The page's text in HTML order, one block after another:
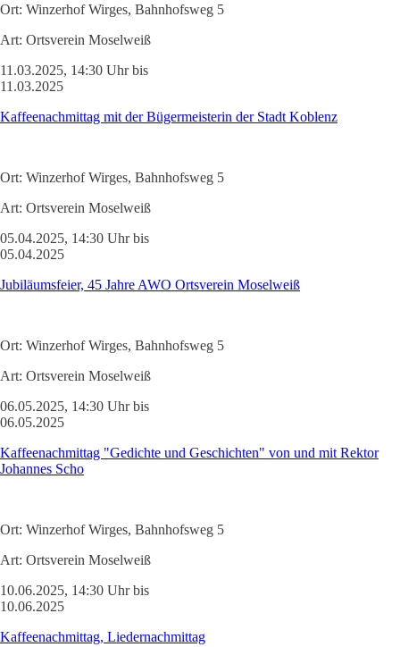
Ort: Winzerhof Wirges, Bahnhofsweg 5
Art: Ortsverein Moselweiß
11.03.2025, 14:30 Uhr bis
11.03.2025
Kaffeenachmittag mit der Bügermeisterin der Stadt Koblenz
Ort: Winzerhof Wirges, Bahnhofsweg 5
Art: Ortsverein Moselweiß
05.04.2025, 14:30 Uhr bis
05.04.2025
Jubiläumsfeier, 45 Jahre AWO Ortsverein Moselweiß
Ort: Winzerhof Wirges, Bahnhofsweg 5
Art: Ortsverein Moselweiß
06.05.2025, 14:30 Uhr bis
06.05.2025
Kaffeenachmittag "Gedichte und Geschichten" von und mit Rektor
Johannes Scho
Ort: Winzerhof Wirges, Bahnhofsweg 5
Art: Ortsverein Moselweiß
10.06.2025, 14:30 Uhr bis
10.06.2025
Kaffeenachmittag, Liedernachmittag